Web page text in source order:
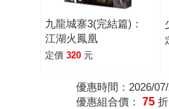
九龍城寨3(完結篇)：
江湖火鳳凰
定價 320 元
優惠時間：2026/
優惠組合價： 75 折